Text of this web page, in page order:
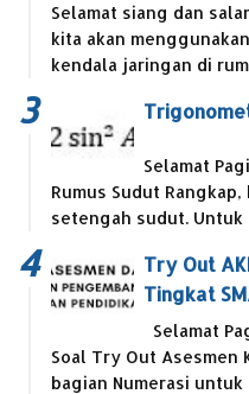
Selamat siang dan
kita akan
kendala jaringan di
Selamat
Rumus Sudut
setengah sudut. Untuk
Try Out
Tingkat
Selamat
Soal Try Out Asesmen
bagian Numerasi